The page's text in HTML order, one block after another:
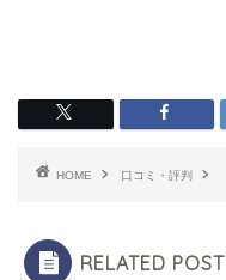
HOME 口コミ・評判
RELATED POST